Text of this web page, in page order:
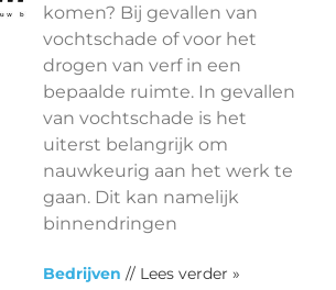
komen? Bij gevallen van
vochtschade of voor het
drogen van verf in een
bepaalde ruimte. In gevallen
van vochtschade is het
uiterst belangrijk om
nauwkeurig aan het werk te
gaan. Dit kan namelijk
binnendringen
Bedrijven // Lees verder »